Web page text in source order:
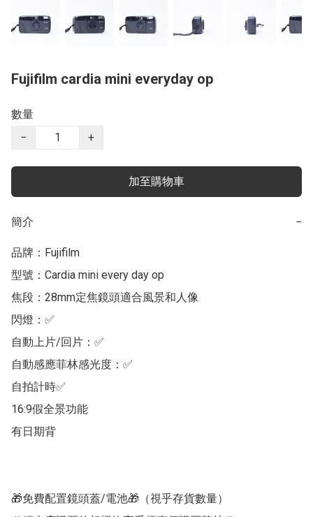
Fujifilm cardia mini everyday op
數量
−
+
加至購物車
簡介 −
品牌：Fujifilm
型號：Cardia mini every day op
焦段：28mm定焦鏡頭適合風景和人像
閃燈：✅
自動上片/回片：✅
自動感應菲林感光度：✅
自拍計時✅
16:9假全景功能
有日期背
🎁免費配置鏡頭蓋/電池🎁（視乎存貨數量）